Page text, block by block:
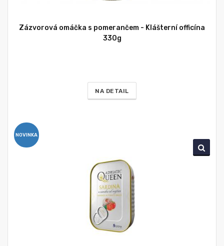
Zázvorová omáčka s pomerančem - Klášterní officína
330g
NA DETAIL
NOVINKA